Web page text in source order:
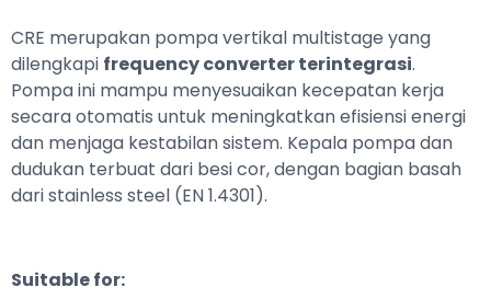
CRE merupakan pompa vertikal multistage yang
dilengkapi frequency converter terintegrasi.
Pompa ini mampu menyesuaikan kecepatan kerja
secara otomatis untuk meningkatkan efisiensi energi
dan menjaga kestabilan sistem. Kepala pompa dan
dudukan terbuat dari besi cor, dengan bagian basah
dari stainless steel (EN 1.4301).
Suitable for: